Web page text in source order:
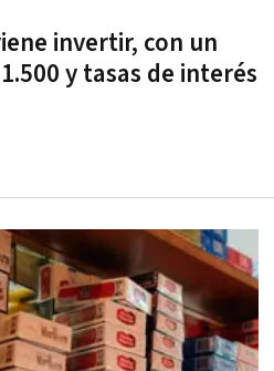
invertir, con un
y tasas de interés